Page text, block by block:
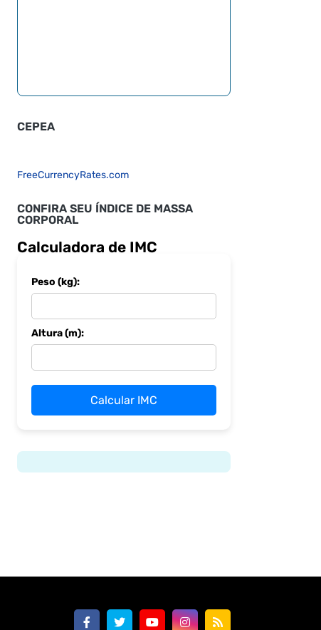
CEPEA
FreeCurrencyRates.com
CONFIRA SEU ÍNDICE DE MASSA
CORPORAL
Calculadora de IMC
Peso (kg):
Altura (m):
Calcular IMC